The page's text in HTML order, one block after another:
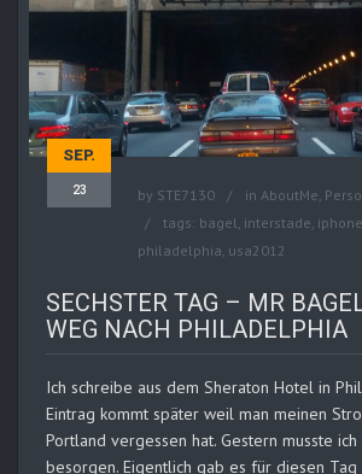
SEP.
23 by STE7130 in AboutMe,
tags: bagel, interstade,
philadelphia, usa2012
SECHSTER TAG – MR
WEG NACH PHILADELPHIA
Ich schreibe aus dem Sheraton Hotel in
Eintrag kommt später weil man meinen
Portland vergessen hat. Gestern musste
besorgen. Eigentlich gab es für diesen Tag